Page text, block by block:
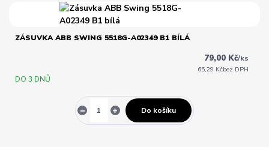
ZÁSUVKA ABB SWING 5518G-A02349 B1 BÍLÁ
79,00 Kč/ks
65,29 Kčbez DPH
DO 3 DNŮ
Do košíku